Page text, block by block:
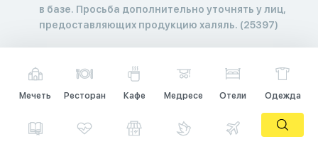
в базе. Просьба дополнительно уточнять у лиц,
предоставляющих продукцию халяль. (25397)
Мечеть Ресторан Кафе Медресе Отели Одежда